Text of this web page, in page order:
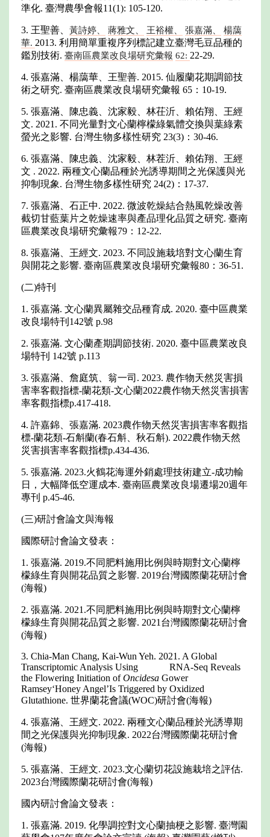
準化. 臺灣農學會報11(1): 105-120.
3. 王聖善、 黃詩婷、 蔣雅文、 王裕權、 張嘉滿、
楊藹
華. 2013. 利用簡單重複序列標記建立臺灣毛豆品種的
鑑別技術. 臺南區農業改良場研究彙報 62: 22-29.
4. 張嘉滿、楊藹華、王聖善. 2015. 仙履蘭花期調節技
術之研究. 臺南區農業改良場研究彙報 65：10-19.
5. 張嘉滿、陳忠義、沈家毅、林茌沂、賴佑翔、王經
文. 2021. 不同光量對文心蘭檸檬綠氣體交換與葉綠素
螢光之影響. 台灣生物多樣性研究 23(3)：30-46.
6. 張嘉滿、陳忠義、沈家毅、林茬沂、賴佑翔、王經
文 . 2022. 兩種文心蘭品種於光誘導期間之光保護與光
抑制現象. 台灣生物多樣性研究 24(2)：17-37.
7. 張嘉滿、石正中. 2022. 微波乾燥結合熱風乾燥改善
截切甘藍葉片之乾燥速率與產品理化品質之研究. 臺南
區農業改良場研究彙報79：12-22.
8. 張嘉滿、王經文. 2023. 不同設施栽培對文心蘭生育
與開花之影響. 臺南區農業改良場研究彙報80：36-51.
(二)特刊
1. 張嘉滿. 文心蘭異屬雜交品種育成. 2020. 臺中區農業
改良場特刊142號 p.98
2. 張嘉滿. 文心蘭產期調節技術. 2020. 臺中區農業改良
場特刊 142號 p.113
3. 張嘉滿、詹庭筑、翁一司. 2023. 農作物天然災害損
害率客觀指標-蘭花類-文心蘭2022農作物天然災害損害
率客觀指標p.417-418.
4. 許嘉錦、張嘉滿. 2023農作物天然災害損害率客觀指
標-蘭花類-石斛蘭(春石斛、秋石斛). 2022農作物天然
災害損害率客觀指標p.434-436.
5. 張嘉滿. 2023.火鶴花海運外銷處理技術建立-成功輸
日，大幅降低空運成本. 臺南區農業改良場遷場20週年
專刊 p.45-46.
(三)研討會論文與海報
國際研討會論文發表：
1. 張嘉滿. 2019.不同肥料施用比例與時期對文心蘭檸
檬綠生育與開花品質之影響. 2019台灣國際蘭花研討會
(海報)
2. 張嘉滿. 2021.不同肥料施用比例與時期對文心蘭檸
檬綠生育與開花品質之影響. 2021台灣國際蘭花研討會
(海報)
3. Chia-Man Chang, Kai-Wun Yeh. 2021. A Global
Transcriptomic Analysis Using RNA-Seq Reveals
the Flowering Initiation ofOncidesa Gower
Ramsey‘Honey Angel’Is Triggered by Oxidized
Glutathione. 世界蘭花會議(WOC)研討會(海報)
4. 張嘉滿、王經文. 2022. 兩種文心蘭品種於光誘導期
間之光保護與光抑制現象. 2022台灣國際蘭花研討會
(海報)
5. 張嘉滿、王經文. 2023.文心蘭切花設施栽培之評估.
2023台灣國際蘭花研討會(海報)
國內研討會論文發表：
1. 張嘉滿. 2019. 化學調控對文心蘭抽梗之影響. 臺灣園